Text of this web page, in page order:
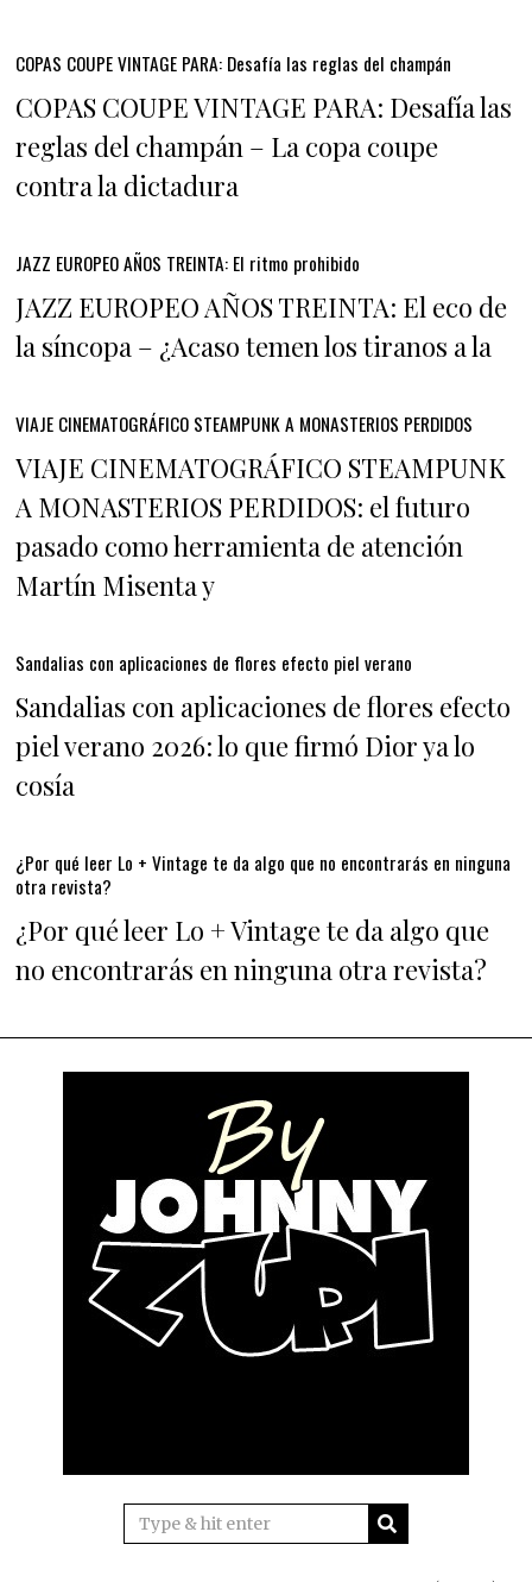
COPAS COUPE VINTAGE PARA: Desafía las reglas del champán
COPAS COUPE VINTAGE PARA: Desafía las
reglas del champán – La copa coupe
contra la dictadura
JAZZ EUROPEO AÑOS TREINTA: El ritmo prohibido
JAZZ EUROPEO AÑOS TREINTA: El eco de
la síncopa – ¿Acaso temen los tiranos a la
VIAJE CINEMATOGRÁFICO STEAMPUNK A MONASTERIOS PERDIDOS
VIAJE CINEMATOGRÁFICO STEAMPUNK
A MONASTERIOS PERDIDOS: el futuro
pasado como herramienta de atención
Martín Misenta y
Sandalias con aplicaciones de flores efecto piel verano
Sandalias con aplicaciones de flores efecto
piel verano 2026: lo que firmó Dior ya lo
cosía
¿Por qué leer Lo + Vintage te da algo que no encontrarás en ninguna
otra revista?
¿Por qué leer Lo + Vintage te da algo que
no encontrarás en ninguna otra revista?